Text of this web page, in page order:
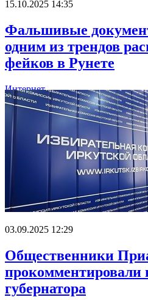
15.10.2025 14:35
Фальшивые
одним из трендов
фейков в Рунете
Интернет
03.09.2025 12:29
Общественники
губернатора